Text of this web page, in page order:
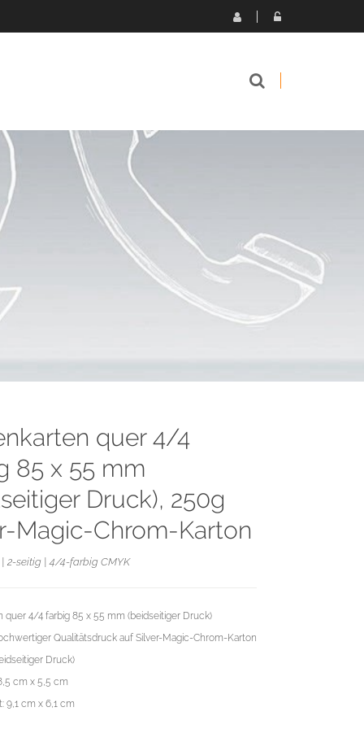
quer 4/4
85 x 55 mm
Druck), 250g
Magic-Chrom-Karton
| 2-seitig | 4/4-farbig CMYK
quer 4/4 farbig 85 x 55 mm (beidseitiger Druck)
Qualitätsdruck auf Silver-Magic-Chrom-Karton
Druck)
cm x 5,5 cm
9,1 cm x 6,1 cm